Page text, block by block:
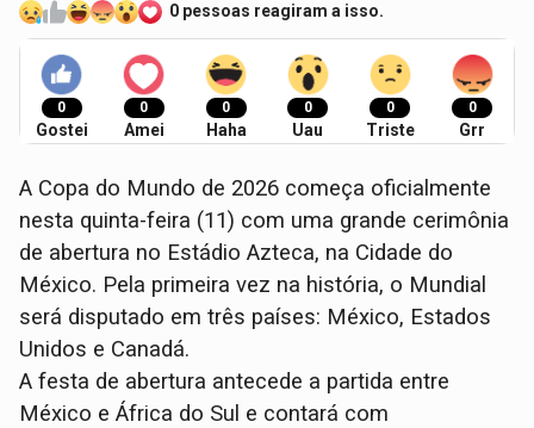
0 pessoas reagiram a isso.
0
Gostei
0
Amei
0
Haha
0
Uau
0
Triste
0
Grr
A Copa do Mundo de 2026 começa oficialmente
nesta quinta-feira (11) com uma grande cerimônia
de abertura no Estádio Azteca, na Cidade do
México. Pela primeira vez na história, o Mundial
será disputado em três países: México, Estados
Unidos e Canadá.
A festa de abertura antecede a partida entre
México e África do Sul e contará com